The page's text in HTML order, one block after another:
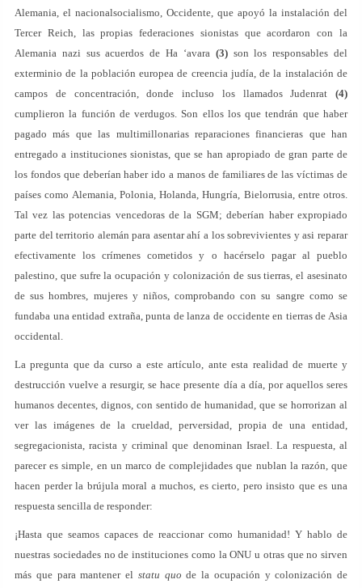
Alemania, el nacionalsocialismo, Occidente, que apoyó la instalación del
Tercer Reich, las propias federaciones sionistas que acordaron con la
Alemania nazi sus acuerdos de Ha ‘avara (3)son los responsables del
exterminio de la población europea de creencia judía, de la instalación de
campos de concentración, donde incluso los llamados Judenrat (4)
cumplieron la función de verdugos. Son ellos los que tendrán que haber
pagado más que las multimillonarias reparaciones financieras que han
entregado a instituciones sionistas, que se han apropiado de gran parte de
los fondos que deberían haber ido a manos de familiares de las víctimas de
países como Alemania, Polonia, Holanda, Hungría, Bielorrusia, entre otros.
Tal vez las potencias vencedoras de la SGM; deberían haber expropiado
parte del territorio alemán para asentar ahí a los sobrevivientes y asi reparar
efectivamente los crímenes cometidos y o hacérselo pagar al pueblo
palestino, que sufre la ocupación y colonización de sus tierras, el asesinato
de sus hombres, mujeres y niños, comprobando con su sangre como se
fundaba una entidad extraña, punta de lanza de occidente en tierras de Asia
occidental.
La pregunta que da curso a este artículo, ante esta realidad de muerte y
destrucción vuelve a resurgir, se hace presente día a día, por aquellos seres
humanos decentes, dignos, con sentido de humanidad, que se horrorizan al
ver las imágenes de la crueldad, perversidad, propia de una entidad,
segregacionista, racista y criminal que denominan Israel. La respuesta, al
parecer es simple, en un marco de complejidades que nublan la razón, que
hacen perder la brújula moral a muchos, es cierto, pero insisto que es una
respuesta sencilla de responder:
¡Hasta que seamos capaces de reaccionar como humanidad! Y hablo de
nuestras sociedades no de instituciones como la ONU u otras que no sirven
más que para mantener el statu quo de la ocupación y colonización de